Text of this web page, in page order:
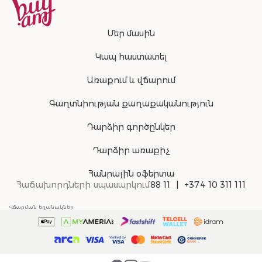
Մեր մասին
Կապ հաստատել
Առաքում և վճարում
Գաղտնիության քաղաքականություն
Դարձիր գործընկեր
Դարձիր առաքիչ
Հանրային օֆերտա
Հաճախորդների սպասարկում88 11 +374 10 311 111
Վճարման եղանակներ